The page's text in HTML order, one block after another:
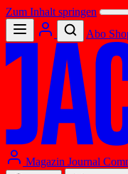
Zum Inhalt springen
Abo
Magazin Journal